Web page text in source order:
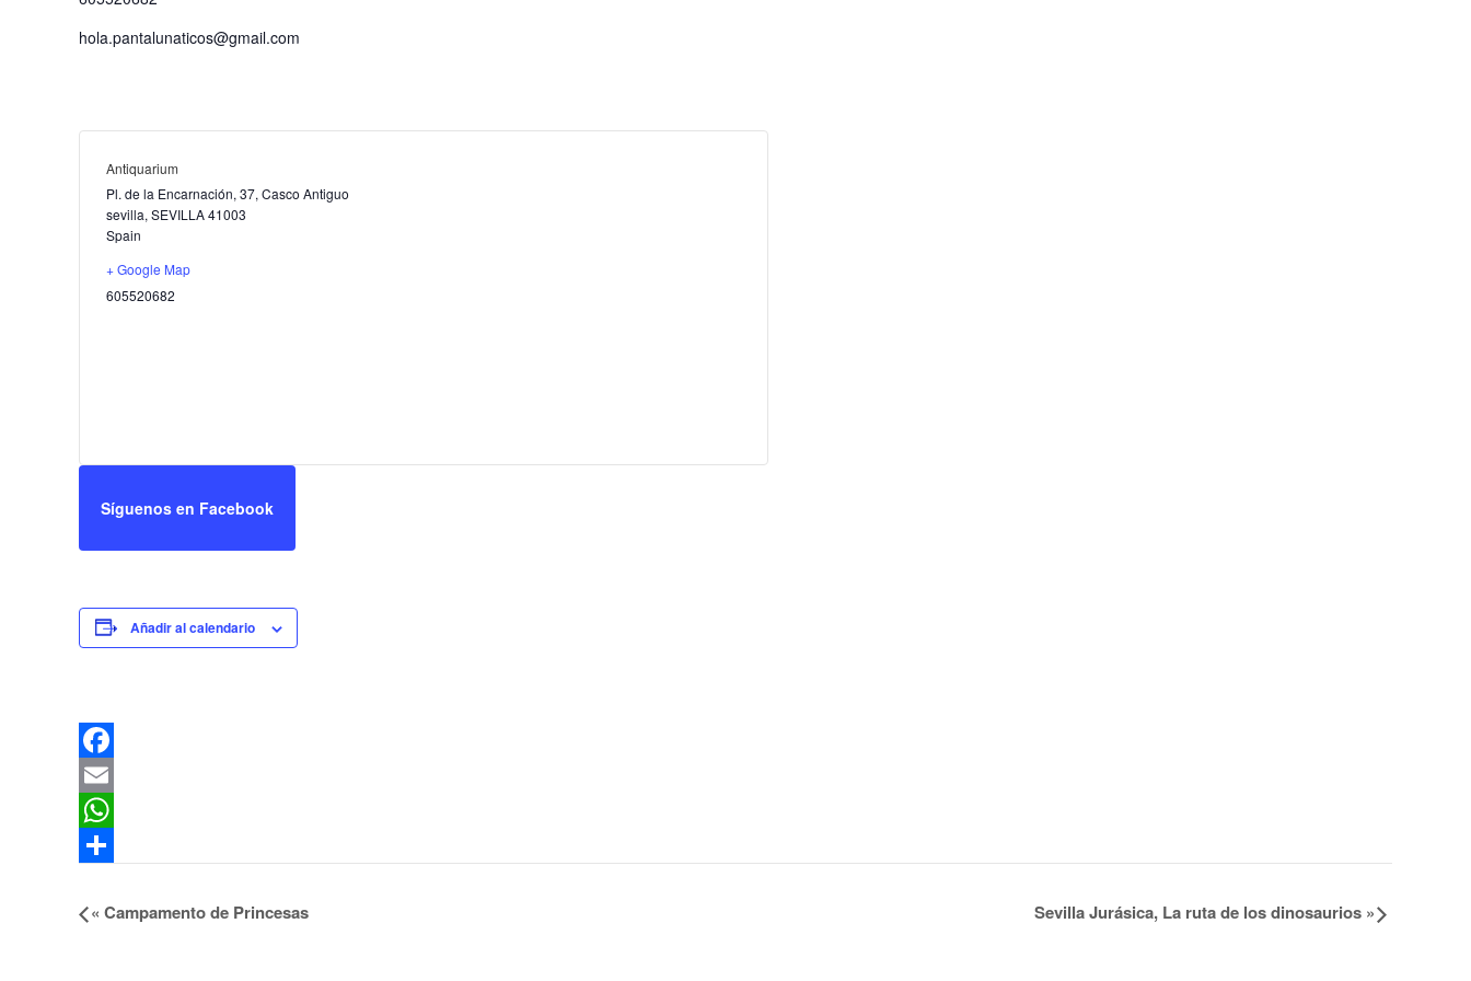
hola.pantalunaticos@gmail.com
Antiquarium
Pl. de la Encarnación, 37, Casco Antiguo
sevilla, SEVILLA41003
Spain
+ Google Map
605520682
Síguenos en Facebook
Añadir al calendario
Facebook
Email
WhatsApp
Navegación
« Campamento de Princesas Sevilla Jurásica, La ruta de los dinosaurios »